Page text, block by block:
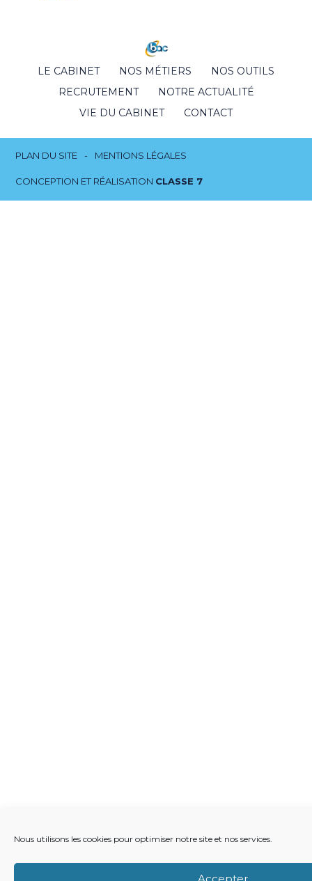
Nous utilisons les cookies pour optimiser notre site et nos services.
Accepter
Footer
LE CABINET NOS MÉTIERS
NOS OUTILS
RECRUTEMENT
NOTRE ACTUALITÉ
VIE DU CABINET
CONTACT
Footer
PLAN DU SITE MENTIONS LÉGALES
CONCEPTION ET RÉALISATION CLASSE 7